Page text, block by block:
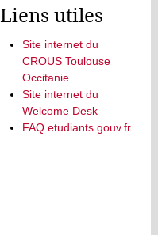
Liens utiles
Site internet du
CROUS Toulouse
Occitanie
Site internet du
Welcome Desk
FAQ etudiants.gouv.fr